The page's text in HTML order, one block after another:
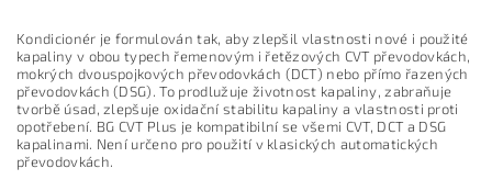
Kondicionér je formulován tak, aby zlepšil vlastnosti nové i použité
kapaliny v obou typech řemenovým i řetězových CVT převodovkách,
mokrých dvouspojkových převodovkách (DCT) nebo přímo řazených
převodovkách (DSG). To prodlužuje životnost kapaliny, zabraňuje
tvorbě úsad, zlepšuje oxidační stabilitu kapaliny a vlastnosti proti
opotřebení. BG CVT Plus je kompatibilní se všemi CVT, DCT a DSG
kapalinami. Není určeno pro použití v klasických automatických
převodovkách.